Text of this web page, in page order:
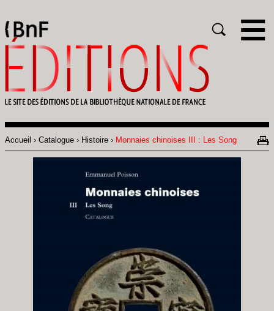
Fil
d'Ariane
Accueil Catalogue Histoire Monnaies chinoises III : Les Song